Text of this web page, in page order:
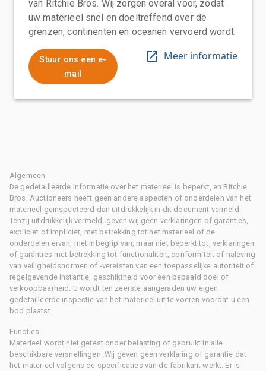
van Ritchie Bros. Wij zorgen overal voor, zodat
uw materieel snel en doeltreffend over de
grenzen, continenten en oceanen vervoerd wordt.
Stuur ons een e-
mail
Meer informatie
Algemeen
De gedetailleerde informatie over het materieel is beperkt, en Ritchie
Bros. Auctioneers heeft geen andere aspecten of onderdelen van het
materieel geïnspecteerd dan uitdrukkelijk in dit document vermeld.
Tenzij uitdrukkelijk vermeld, geven wij geen verklaringen of garanties,
expliciet of impliciet, met betrekking tot het materieel of de
onderdelen ervan, met inbegrip van, maar niet beperkt tot, verklaringen
of garanties met betrekking tot functionaliteit, conformiteit of naleving
van veiligheidsnormen of -vereisten van een toepasselijke autoriteit of
regelgevende instantie, geschiktheid voor een bepaald doel of
verkoopbaarheid. U wordt ten zeerste aangeraden uw eigen
gedetailleerde inspectie van het materieel uit te voeren voordat u een
bod plaatst.
Functies
Materieel wordt niet getest onder belasting of gebruikt in alle
beschikbare versnellingen. Wij geven geen verklaring of garantie dat
het materieel volgens de specificaties van de fabrikant werkt. Er is